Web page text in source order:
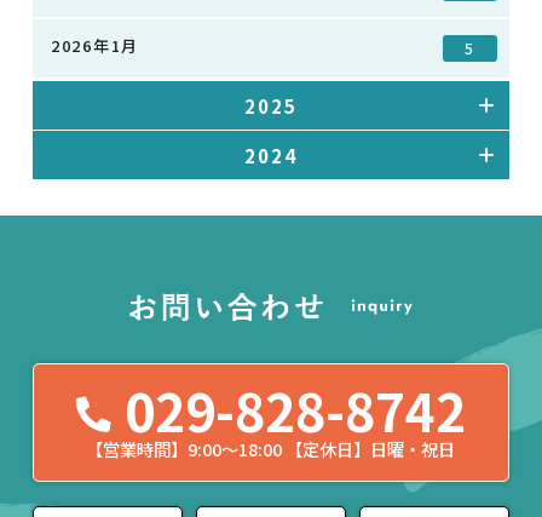
2026年1月 5
2025
2024
029-828-8742
【営業時間】9:00〜18:00 【定休日】日曜・祝日